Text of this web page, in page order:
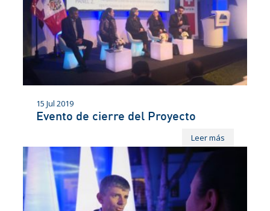
15 Jul 2019
Evento de cierre del Proyecto
Leer más